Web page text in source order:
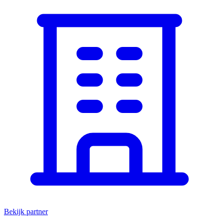
Bekijk partner